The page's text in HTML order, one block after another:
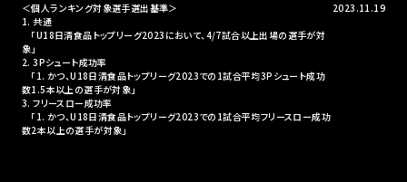
＜個人ランキング対象選手選出基準＞
1. 共通
「U18日清食品トップリーグ2023において、4/7試合以上出場の選手が対
象」
2. 3Pシュート成功率
「1. かつ、U18日清食品トップリーグ2023での1試合平均3Pシュート成功
数1.5本以上の選手が対象」
3. フリースロー成功率
「1. かつ、U18日清食品トップリーグ2023での1試合平均フリースロー成功
数2本以上の選手が対象」
2023.11.19